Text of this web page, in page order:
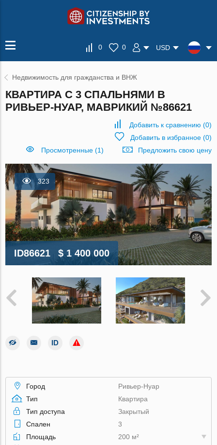
0 0 USD
Недвижимость для гражданства и ВНЖ
КВАРТИРА С 3 СПАЛЬНЯМИ В
РИВЬЕР-НУАР, МАВРИКИЙ №86621
Добавить к сравнению (0)
Добавить в избранное(0)
Просмотренные (1)
Предложить свою цену
323
ID86621 $ 1 400 000
Город
Ривьер-Нуар
Тип
Квартира
Тип доступа
Закрытый
Спален
3
Площадь
200 м²